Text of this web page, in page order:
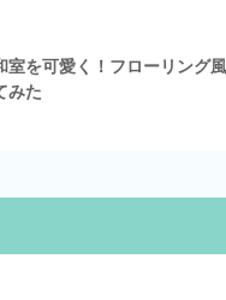
室を可愛く！フローリング
みた